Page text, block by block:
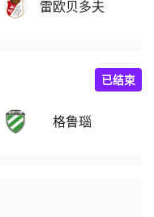
雷欧贝多夫
格鲁瑙
已结束